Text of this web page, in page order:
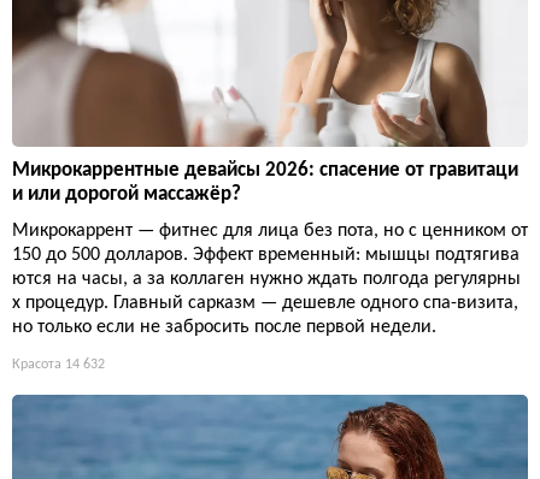
Микрокаррентные девайсы 2026: спасение от гравитаци
и или дорогой массажёр?
Микрокаррент — фитнес для лица без пота, но с ценником от
150 до 500 долларов. Эффект временный: мышцы подтягива
ются на часы, а за коллаген нужно ждать полгода регулярны
х процедур. Главный сарказм — дешевле одного спа-визита,
но только если не забросить после первой недели.
Красота 14 632